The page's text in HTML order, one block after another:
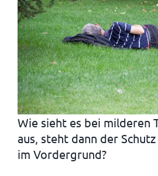
Wie sieht es bei milderen
aus, steht dann der
im Vordergrund?